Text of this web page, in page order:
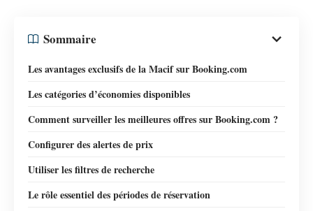
Sommaire
Les avantages exclusifs de la Macif sur Booking.com
Les catégories d’économies disponibles
Comment surveiller les meilleures offres sur Booking.com ?
Configurer des alertes de prix
Utiliser les filtres de recherche
Le rôle essentiel des périodes de réservation